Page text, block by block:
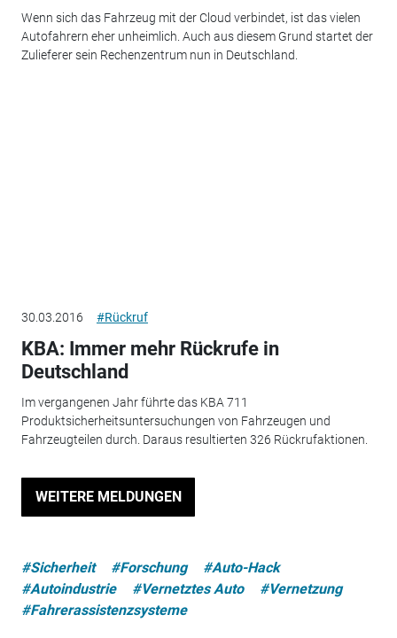
Wenn sich das Fahrzeug mit der Cloud verbindet, ist das vielen
Autofahrern eher unheimlich. Auch aus diesem Grund startet der
Zulieferer sein Rechenzentrum nun in Deutschland.
30.03.2016 #Rückruf
KBA: Immer mehr Rückrufe in
Deutschland
Im vergangenen Jahr führte das KBA 711
Produktsicherheitsuntersuchungen von Fahrzeugen und
Fahrzeugteilen durch. Daraus resultierten 326 Rückrufaktionen.
WEITERE MELDUNGEN
#Sicherheit #Forschung
#Auto-Hack
#Autoindustrie
#Vernetztes Auto
#Vernetzung
#Fahrerassistenzsysteme